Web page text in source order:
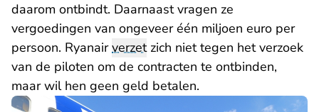
daarom ontbindt. Daarnaast vragen ze
vergoedingen van ongeveer één miljoen euro per
persoon. Ryanairverzetzich niet tegen het verzoek
van de piloten om de contracten te ontbinden,
maar wil hen geen geld betalen.